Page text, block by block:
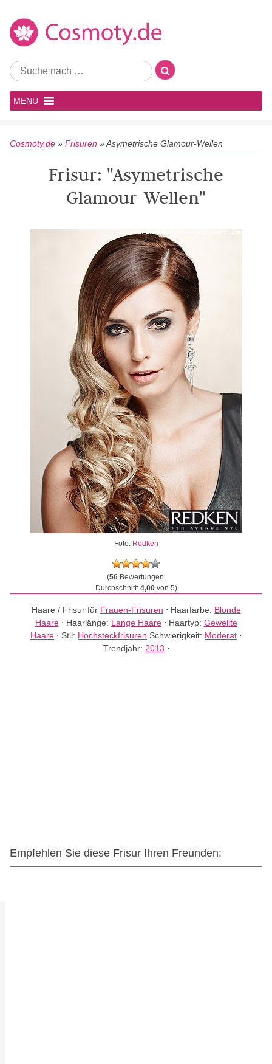
MENU
Cosmoty.de » Frisuren »Asymetrische Glamour-Wellen
Frisur: "Asymetrische
Glamour-Wellen"
Foto: Redken
(56Bewertungen,
Durchschnitt: 4,00von 5)
Haare / Frisur für Frauen-Frisuren ⋅ Haarfarbe: Blonde
Haare⋅ Haarlänge: Lange Haare⋅ Haartyp: Gewellte
Haare ⋅ Stil: Hochsteckfrisuren Schwierigkeit: Moderat ⋅
Trendjahr: 2013 ⋅
Empfehlen Sie diese Frisur Ihren Freunden: